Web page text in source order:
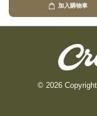
加入購物車
© 2026